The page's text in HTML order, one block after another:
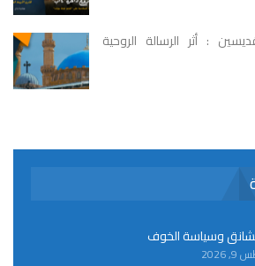
: أثر الرسالة الروحية
وسياسة الخوف